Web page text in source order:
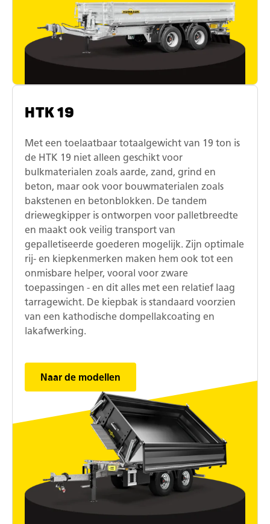
HTK 19
Met een toelaatbaar totaalgewicht van 19 ton is
de HTK 19 niet alleen geschikt voor
bulkmaterialen zoals aarde, zand, grind en
beton, maar ook voor bouwmaterialen zoals
bakstenen en betonblokken. De tandem
driewegkipper is ontworpen voor palletbreedte
en maakt ook veilig transport van
gepalletiseerde goederen mogelijk. Zijn optimale
rij- en kiepkenmerken maken hem ook tot een
onmisbare helper, vooral voor zware
toepassingen - en dit alles met een relatief laag
tarragewicht. De kiepbak is standaard voorzien
van een kathodische dompellakcoating en
lakafwerking.
Naar de modellen